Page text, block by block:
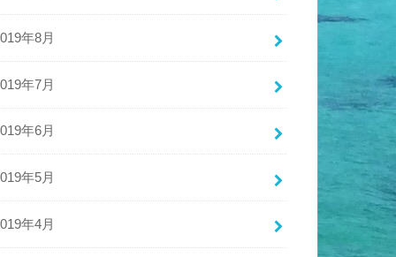
年8月
年7月
年6月
年5月
年4月